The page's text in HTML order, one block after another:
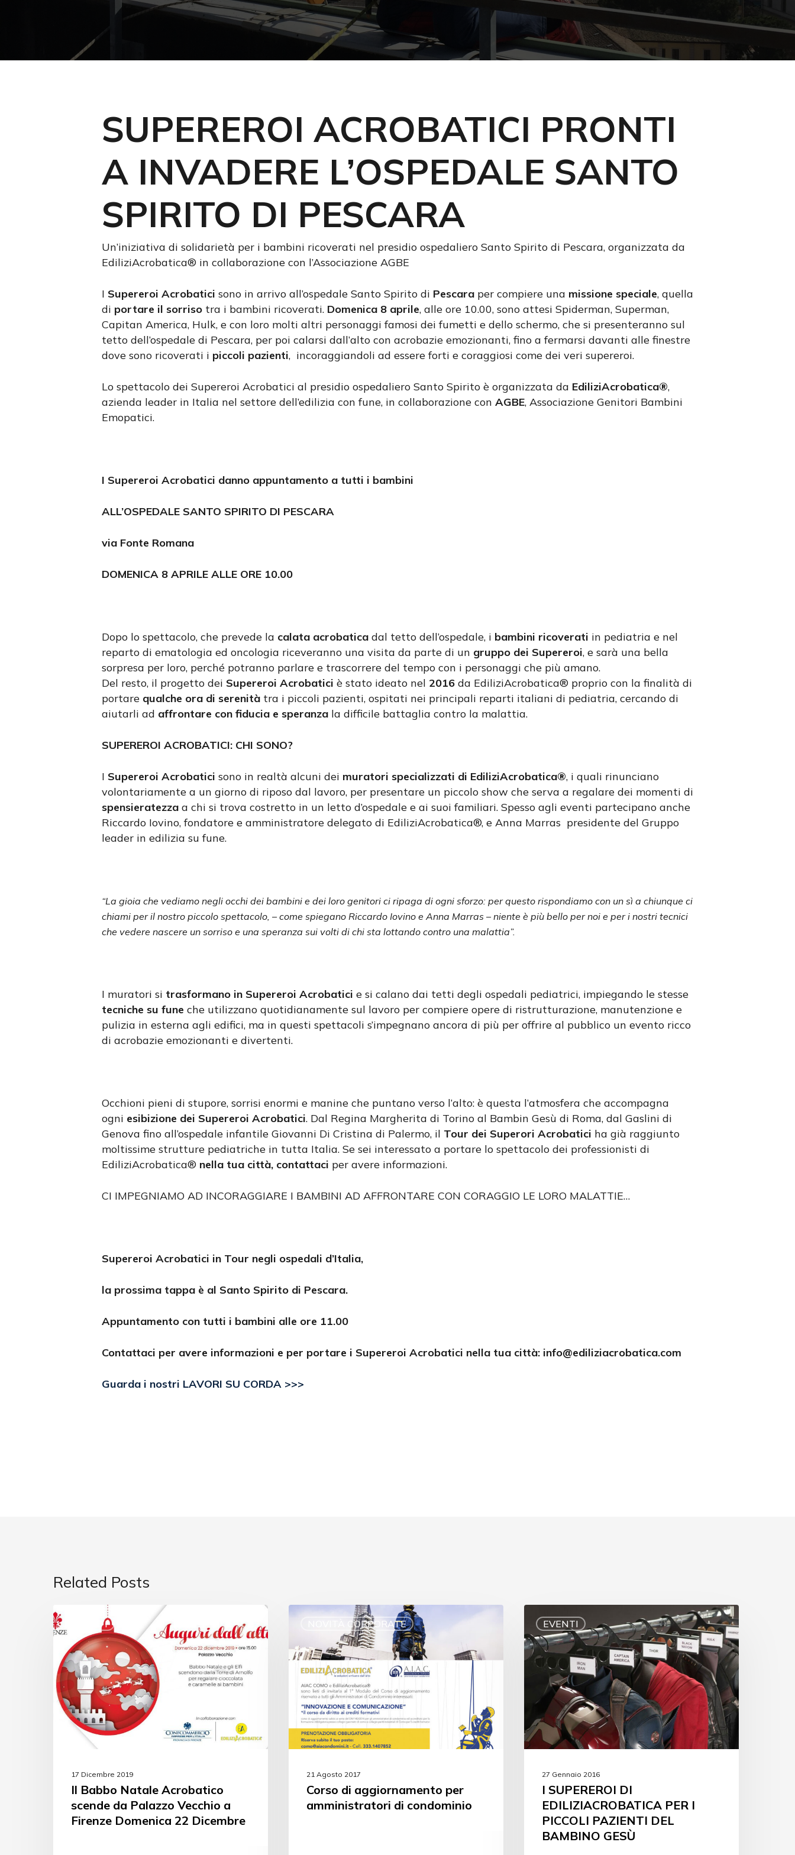
Premi invio per cercare oppure ESC per uscire
SUPEREROI ACROBATICI PRONTI
A INVADERE L’OSPEDALE SANTO
SPIRITO DI PESCARA
Un’iniziativa di solidarietà per i bambini ricoverati nel presidio ospedaliero Santo Spirito di Pescara, organizzata da
EdiliziAcrobatica® in collaborazione con l’Associazione AGBE
I Supereroi Acrobatici sono in arrivo all’ospedale Santo Spirito di Pescara per compiere una missione speciale, quella
di portare il sorriso tra i bambini ricoverati. Domenica 8 aprile, alle ore 10.00, sono attesi Spiderman, Superman,
Capitan America, Hulk, e con loro molti altri personaggi famosi dei fumetti e dello schermo, che si presenteranno sul
tetto dell’ospedale di Pescara, per poi calarsi dall’alto con acrobazie emozionanti, fino a fermarsi davanti alle finestre
dove sono ricoverati i piccoli pazienti, incoraggiandoli ad essere forti e coraggiosi come dei veri supereroi.
Lo spettacolo dei Supereroi Acrobatici al presidio ospedaliero Santo Spirito è organizzata da EdiliziAcrobatica®,
azienda leader in Italia nel settore dell’edilizia con fune, in collaborazione con AGBE, Associazione Genitori Bambini
Emopatici.
I Supereroi Acrobatici danno appuntamento a tutti i bambini
ALL’OSPEDALE SANTO SPIRITO DI PESCARA
via Fonte Romana
DOMENICA 8 APRILE ALLE ORE 10.00
Dopo lo spettacolo, che prevede la calata acrobatica dal tetto dell’ospedale, i bambini ricoverati in pediatria e nel
reparto di ematologia ed oncologia riceveranno una visita da parte di un gruppo dei Supereroi, e sarà una bella
sorpresa per loro, perché potranno parlare e trascorrere del tempo con i personaggi che più amano.
Del resto, il progetto dei Supereroi Acrobatici è stato ideato nel 2016 da EdiliziAcrobatica® proprio con la finalità di
portare qualche ora di serenità tra i piccoli pazienti, ospitati nei principali reparti italiani di pediatria, cercando di
aiutarli ad affrontare con fiducia e speranza la difficile battaglia contro la malattia.
SUPEREROI ACROBATICI: CHI SONO?
I Supereroi Acrobatici sono in realtà alcuni dei muratori specializzati di EdiliziAcrobatica®, i quali rinunciano
volontariamente a un giorno di riposo dal lavoro, per presentare un piccolo show che serva a regalare dei momenti di
spensieratezza a chi si trova costretto in un letto d’ospedale e ai suoi familiari. Spesso agli eventi partecipano anche
Riccardo Iovino, fondatore e amministratore delegato di EdiliziAcrobatica®, e Anna Marras presidente del Gruppo
leader in edilizia su fune.
“La gioia che vediamo negli occhi dei bambini e dei loro genitori ci ripaga di ogni sforzo: per questo rispondiamo con un sì a chiunque ci
chiami per il nostro piccolo spettacolo, – come spiegano Riccardo Iovino e Anna Marras – niente è più bello per noi e per i nostri tecnici
che vedere nascere un sorriso e una speranza sui volti di chi sta lottando contro una malattia”.
I muratori si trasformano in Supereroi Acrobatici e si calano dai tetti degli ospedali pediatrici, impiegando le stesse
tecniche su fune che utilizzano quotidianamente sul lavoro per compiere opere di ristrutturazione, manutenzione e
pulizia in esterna agli edifici, ma in questi spettacoli s’impegnano ancora di più per offrire al pubblico un evento ricco
di acrobazie emozionanti e divertenti.
Occhioni pieni di stupore, sorrisi enormi e manine che puntano verso l’alto: è questa l’atmosfera che accompagna
ogni esibizione dei Supereroi Acrobatici. Dal Regina Margherita di Torino al Bambin Gesù di Roma, dal Gaslini di
Genova fino all’ospedale infantile Giovanni Di Cristina di Palermo, il Tour dei Superori Acrobatici ha già raggiunto
moltissime strutture pediatriche in tutta Italia. Se sei interessato a portare lo spettacolo dei professionisti di
EdiliziAcrobatica® nella tua città, contattaci per avere informazioni.
CI IMPEGNIAMO AD INCORAGGIARE I BAMBINI AD AFFRONTARE CON CORAGGIO LE LORO MALATTIE…
Supereroi Acrobatici in Tour negli ospedali d’Italia,
la prossima tappa è al Santo Spirito di Pescara.
Appuntamento con tutti i bambini alle ore 11.00
Contattaci per avere informazioni e per portare i Supereroi Acrobatici nella tua città: info@ediliziacrobatica.com
Guarda i nostri LAVORI SU CORDA >>>
Related Posts
EVENTI
17 Dicembre 2019
Il Babbo Natale Acrobatico
scende da Palazzo Vecchio a
Firenze Domenica 22 Dicembre
NOVITÀ CORPORATE
21 Agosto 2017
Corso di aggiornamento per
amministratori di condominio
EVENTI
27 Gennaio 2016
I SUPEREROI DI
EDILIZIACROBATICA PER I
PICCOLI PAZIENTI DEL
BAMBINO GESÙ